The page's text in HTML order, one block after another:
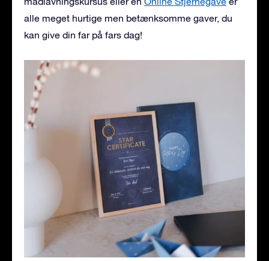
alle meget hurtige men betænksomme gaver, du
kan give din far på fars dag!